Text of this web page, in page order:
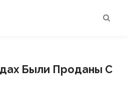
Были Проданы С